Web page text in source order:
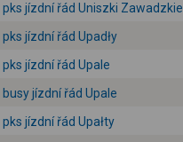
pks jízdní řád Uniszki Zawadzkie
pks jízdní řád Upadły
pks jízdní řád Upale
busy jízdní řád Upale
pks jízdní řád Upałty